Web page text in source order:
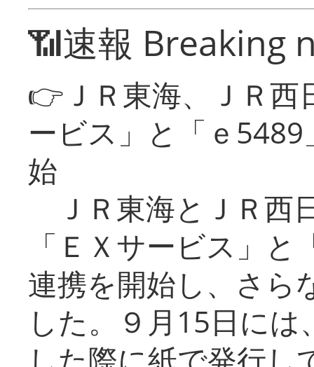
📶速報 Breaking
👉ＪＲ東海、ＪＲ
ービス」と「ｅ
始
ＪＲ東海とＪＲ西
「ＥＸサービス」
連携を開始し、さら
した。９月15日に